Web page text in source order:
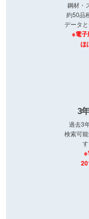
鋼材・
約50品
データ
※電
ほ
3
過去3
検索可
※